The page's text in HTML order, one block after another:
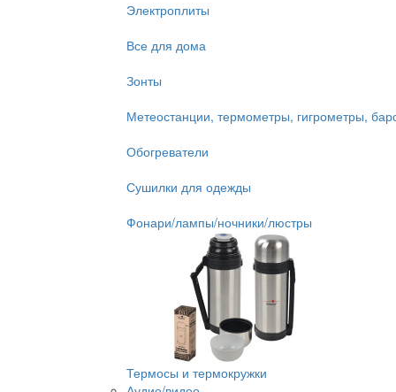
Электроплиты
Все для дома
Зонты
Метеостанции, термометры, гигрометры,
Обогреватели
Сушилки для одежды
Фонари/лампы/ночники/люстры
Термосы и термокружки